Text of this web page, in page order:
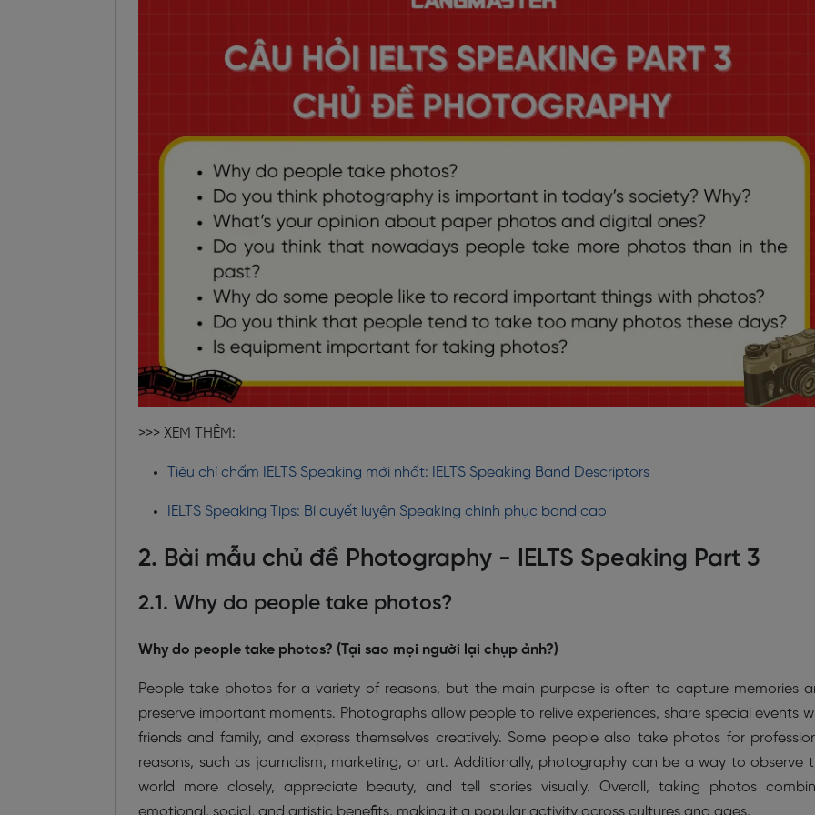
>>> XEM THÊM:
Tiêu chí chấm IELTS Speaking mới nhất: IELTS Speaking Band Descriptors
IELTS Speaking Tips: Bí quyết luyện Speaking chinh phục band cao
2. Bài mẫu chủ đề Photography - IELTS Speaking Part 3
2.1. Why do people take photos?
Why do people take photos? (Tại sao mọi người lại chụp ảnh?)
People take photos for a variety of reasons, but the main purpose is often to capture memories
preserve important moments. Photographs allow people to relive experiences, share special events
friends and family, and express themselves creatively. Some people also take photos for
reasons, such as journalism, marketing, or art. Additionally, photography can be a way to observe
world more closely, appreciate beauty, and tell stories visually. Overall, taking photos
emotional, social, and artistic benefits, making it a popular activity across cultures and ages.